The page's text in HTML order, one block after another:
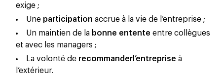
exige ;
Une participation accrue à la vie de l’entreprise ;
Un maintien de la bonne entente entre collègues
et avec les managers ;
La volonté de recommanderl’entreprise à
l’extérieur.